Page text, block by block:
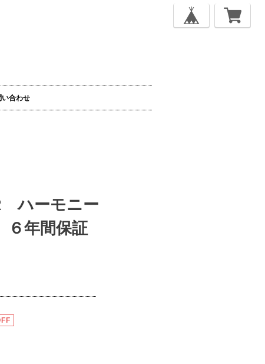
い合わせ
ハーモニー
年間保証